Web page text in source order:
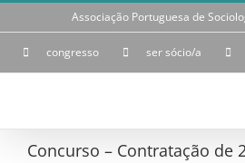
Skip
Associação Portuguesa de
congresso ser sócio/a
Concurso – Contratação de